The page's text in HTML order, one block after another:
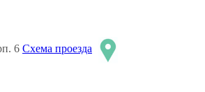
6 Схема проезда